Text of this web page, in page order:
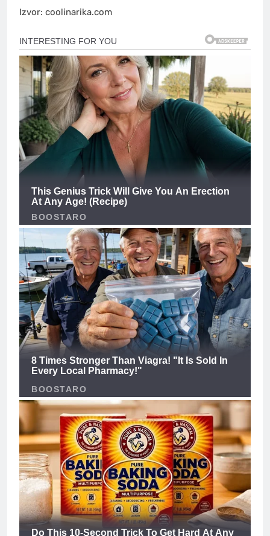
Izvor: coolinarika.com